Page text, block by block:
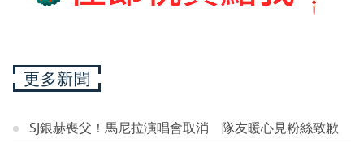
更多新聞
SJ銀赫喪父！馬尼拉演唱會取消 隊友暖心見粉絲致歉